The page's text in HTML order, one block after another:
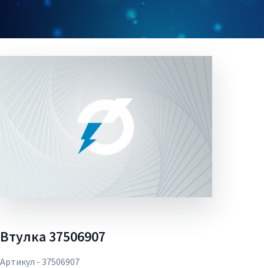
Втулка 37506907
Артикул - 37506907